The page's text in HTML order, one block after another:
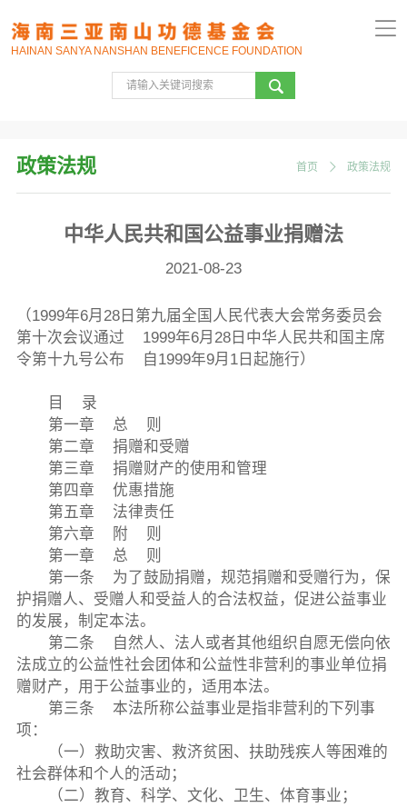
HAINAN SANYA NANSHAN BENEFICENCE FOUNDATION
政策法规 首页 政策法规
中华人民共和国公益事业捐赠法
2021-08-23
（1999年6月28日第九届全国人民代表大会常务委员会
第十次会议通过 1999年6月28日中华人民共和国主席
令第十九号公布 自1999年9月1日起施行）
目 录
第一章 总 则
第二章 捐赠和受赠
第三章 捐赠财产的使用和管理
第四章 优惠措施
第五章 法律责任
第六章 附 则
第一章 总 则
第一条 为了鼓励捐赠，规范捐赠和受赠行为，保
护捐赠人、受赠人和受益人的合法权益，促进公益事业
的发展，制定本法。
第二条 自然人、法人或者其他组织自愿无偿向依
法成立的公益性社会团体和公益性非营利的事业单位捐
赠财产，用于公益事业的，适用本法。
第三条 本法所称公益事业是指非营利的下列事
项：
（一）救助灾害、救济贫困、扶助残疾人等困难的
社会群体和个人的活动；
（二）教育、科学、文化、卫生、体育事业；